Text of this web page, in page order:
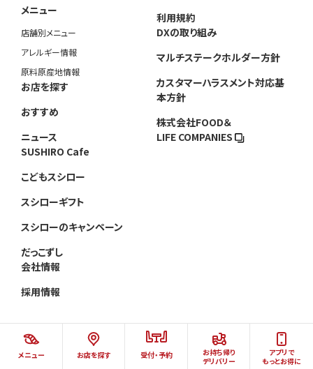
メニュー お店を探す 受付・予約
お持ち帰り
デリバリー
アプリで
もっとお得に
メニュー
店舗別メニュー
アレルギー情報
原料原産地情報
お店を探す
おすすめ
ニュース
SUSHIRO Cafe
こどもスシロー
スシローギフト
スシローのキャンペーン
だっこずし
会社情報
採用情報
利用規約
DXの取り組み
マルチステークホルダー方針
カスタマーハラスメント対応基
本方針
株式会社FOOD＆
LIFE COMPANIES
©AKINDO SUSHIRO CO.,LTD.ALL RIGHTS RESERVED.